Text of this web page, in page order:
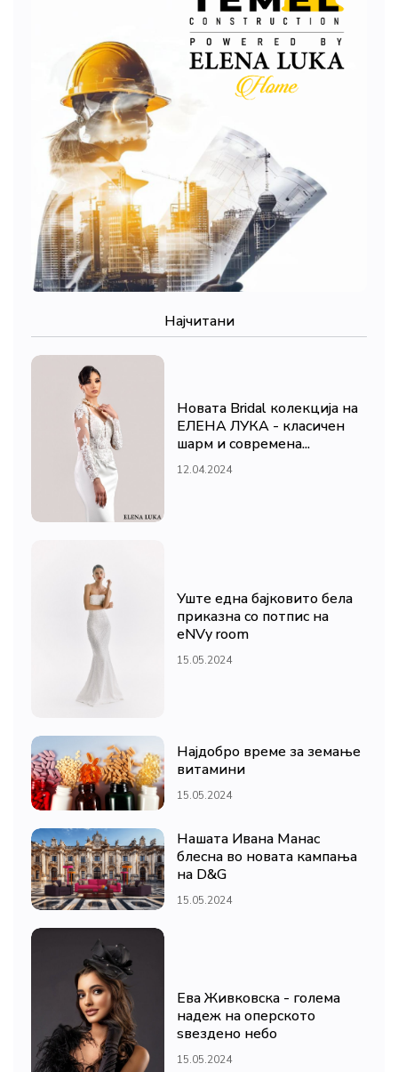
Најчитани
Новата Bridal колекција на
ЕЛЕНА ЛУКА - класичен
шарм и современа...
12.04.2024
Уште една бајковито бела
приказна со потпис на
eNVy room
15.05.2024
Најдобро време за земање
витамини
15.05.2024
Нашата Ивана Манас
блесна во новата кампања
на D&G
15.05.2024
Ева Живковска - голема
надеж на оперското
ѕвездено небо
15.05.2024